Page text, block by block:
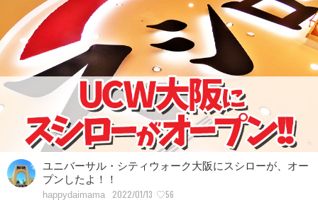
ユニバーサル・シティウォーク大阪にスシローが、オー
プンしたよ！！
happydaimama 2022/01/13 ♡56